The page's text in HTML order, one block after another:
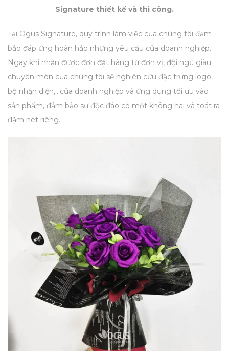
Signature thiết kế và thi công.
Tại Ogus Signature, quy trình làm việc của chúng tôi đảm
bảo đáp ứng hoàn hảo những yêu cầu của doanh nghiệp.
Ngay khi nhận được đơn đặt hàng từ đơn vị, đội ngũ giàu
chuyên môn của chúng tôi sẽ nghiên cứu đặc trưng logo,
bộ nhận diện,...của doanh nghiệp và ứng dụng tối ưu vào
sản phẩm, đảm bảo sự độc đáo có một không hai và toát ra
đậm nét riêng.